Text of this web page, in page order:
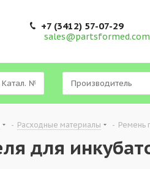
+7 (3412) 57-07-29
sales@partsformed.com
- Расходные материалы - Ремень
для